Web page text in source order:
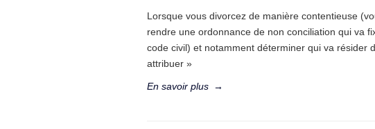
Lorsque vous divorcez de manière contentieuse
rendre une ordonnance de non conciliation qui va
code civil) et notamment déterminer qui va résider
attribuer »
En savoir plus →